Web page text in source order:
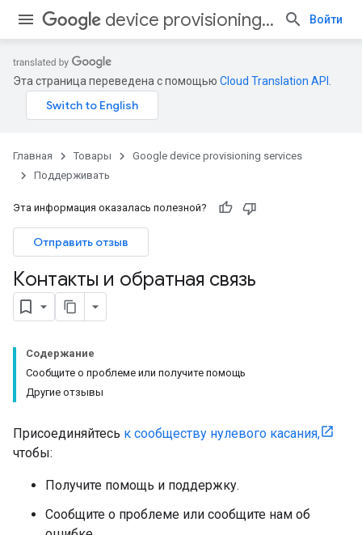
device provisioning services Войти
Эта страница переведена с помощью Cloud Translation API
Главная Товары
Google device provisioning services
Поддерживать
Эта информация оказалась полезной?
Отправить отзыв
Контакты и обратная связь
Содержание
Сообщите о проблеме или получите помощь
Другие отзывы
Присоединяйтесь к сообществу нулевого касания,
чтобы:
Получите помощь и поддержку.
Сообщите о проблеме или сообщите нам об